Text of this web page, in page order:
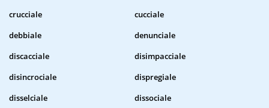
crucciale
cucciale
debbiale
denunciale
discacciale
disimpacciale
disincrociale
dispregiale
disselciale
dissociale